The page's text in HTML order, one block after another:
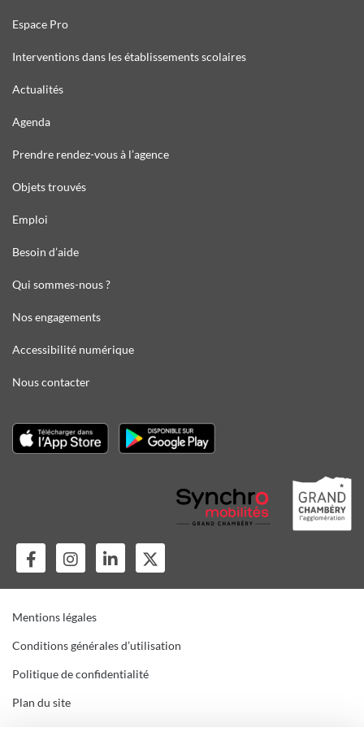
Espace Pro
Interventions dans les établissements scolaires
Actualités
Agenda
Prendre rendez-vous à l’agence
Objets trouvés
Emploi
Besoin d’aide
Qui sommes-nous ?
Nos engagements
Accessibilité numérique
Nous contacter
Mentions légales
Conditions générales d’utilisation
Politique de confidentialité
Plan du site